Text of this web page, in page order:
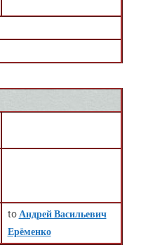
to Андрей Васильевич
Ерёменко